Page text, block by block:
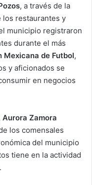
, a través de la
los restaurantes y
municipio registraron
durante el más
Mexicana de Futbol,
y aficionados se
en negocios
Aurora Zamora
los comensales
del municipio
tiene en la actividad